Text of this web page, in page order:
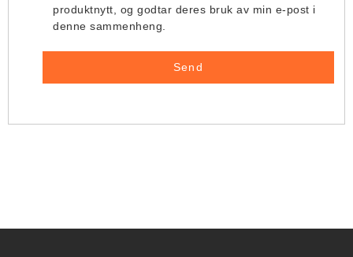
produktnytt, og godtar deres bruk av min e-post i
denne sammenheng.